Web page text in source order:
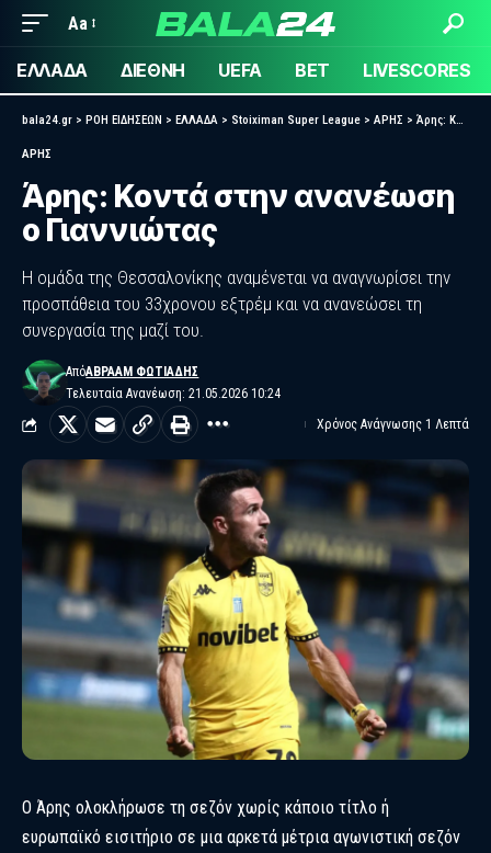
Aa
ΕΛΛΑΔΑ ΔΙΕΘΝΗ UEFA BET LIVESCORES
bala24.gr > ΡΟΗ ΕΙΔΗΣΕΩΝ > ΕΛΛΑΔΑ > Stoiximan Super League > ΑΡΗΣ > Άρης: Κοντά στην ανανέωση ο Γιαννιώτας
ΑΡΗΣ
Άρης: Κοντά στην ανανέωση
ο Γιαννιώτας
Η ομάδα της Θεσσαλονίκης αναμένεται να αναγνωρίσει την
προσπάθεια του 33χρονου εξτρέμ και να ανανεώσει τη
συνεργασία της μαζί του.
Τελευταία Ανανέωση: 21.05.2026 10:24
ΑπόΑΒΡΑΆΜ ΦΩΤΙΆΔΗΣ
Χρόνος Ανάγνωσης 1 Λεπτά
Ο Άρης ολοκλήρωσε τη σεζόν χωρίς κάποιο τίτλο ή
ευρωπαϊκό εισιτήριο σε μια αρκετά μέτρια αγωνιστική σεζόν